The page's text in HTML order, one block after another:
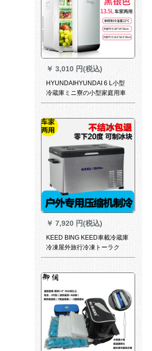
￥ 3,010 円(税込)
HYUNDAIHYUNDAI 6 L小型
冷蔵庫ミニ寮の小型家庭用車
載冷蔵庫車家兼用冷暖器デジ
（車用家庭用）
￥ 7,920 円(税込)
KEED BING KEED車載冷蔵庫
冷凍屋外旅行冷凍トーラク
12/24 vミニ冷蔵庫冷蔵庫凍結